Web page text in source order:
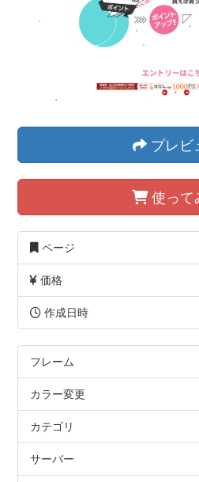
プレビ
使って
ページ
価格
作成日時
フレーム
カラー変更
カテゴリ
サーバー